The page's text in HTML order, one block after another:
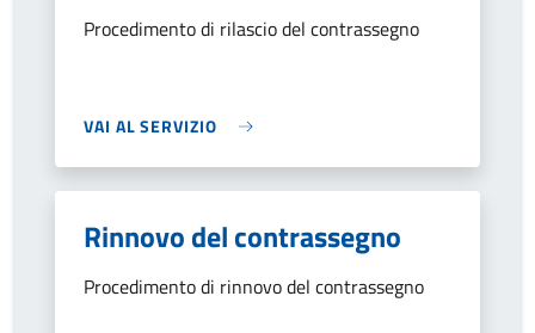
Procedimento di rilascio del contrassegno
VAI AL SERVIZIO
Rinnovo del contrassegno
Procedimento di rinnovo del contrassegno